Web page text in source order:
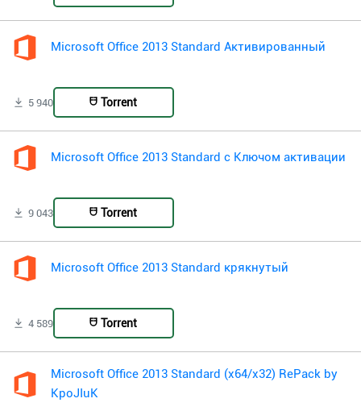
Microsoft Office 2013 Standard Активированный
5 940 Torrent
Microsoft Office 2013 Standard с Ключом активации
9 043 Torrent
Microsoft Office 2013 Standard крякнутый
4 589 Torrent
Microsoft Office 2013 Standard (x64/x32) RePack by
KpoJIuK